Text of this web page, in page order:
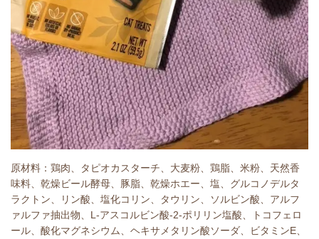
原材料： 鶏肉、タピオカスターチ、大麦粉、鶏脂、米粉、天然香
味料、乾燥ビール酵母、豚脂、乾燥ホエー、塩、 グルコノデルタ
ラクトン、リン酸、塩化コリン、タウリン、ソルビン酸、アルフ
ァルファ抽出物、L-アスコルビン酸-2-ポリリン塩酸、トコフェロ
ール、酸化マグネシウム、ヘキサメタリン酸ソーダ、ビタミンE、